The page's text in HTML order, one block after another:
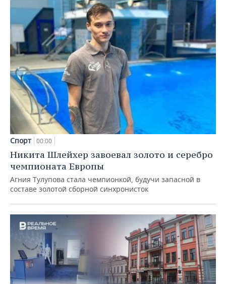
Спорт 00:00
Никита Шлейхер завоевал золото и серебро
чемпионата Европы
Агния Тулупова стала чемпионкой, будучи запасной в
составе золотой сборной синхронисток